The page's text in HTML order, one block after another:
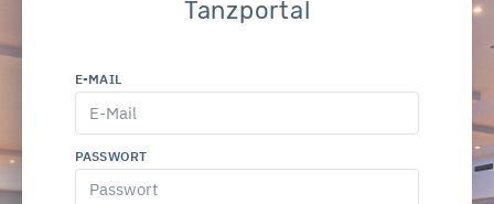
Tanzportal
E-MAIL
PASSWORT